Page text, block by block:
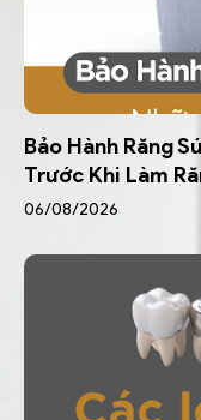
Bảo Hành Răng
Trước Khi Làm
06/08/2026